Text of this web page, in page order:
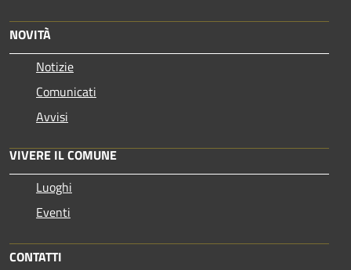
NOVITÀ
Notizie
Comunicati
Avvisi
VIVERE IL COMUNE
Luoghi
Eventi
CONTATTI